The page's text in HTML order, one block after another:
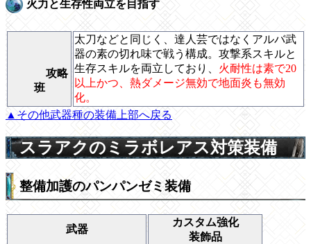
火力と生存性両立を目指す
攻略
班
太刀などと同じく、達人芸ではなくアルバ武
器の素の切れ味で戦う構成。攻撃系スキルと
生存スキルを両立しており、 火耐性は素で20
以上かつ、熱ダメージ無効で地面炎も無効
化。
▲その他武器種の装備上部へ戻る
スラアクのミラボレアス対策装備
整備加護のパンパンゼミ装備
武器
カスタム強化
装飾品